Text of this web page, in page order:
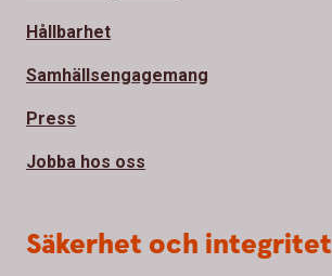
Hållbarhet
Samhällsengagemang
Press
Jobba hos oss
Säkerhet och integritet